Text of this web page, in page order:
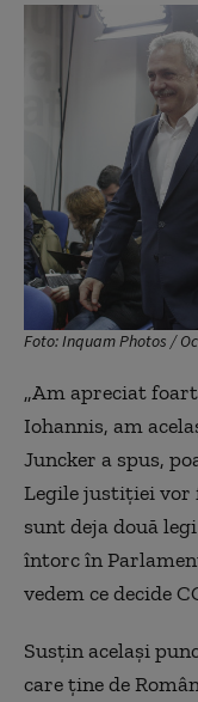
Foto: Inquam Photos /
„Am apreciat
Iohannis, am
Juncker a spus,
Legile justiției vor
sunt deja două
întorc în
vedem ce decide
Susțin același
care ține de